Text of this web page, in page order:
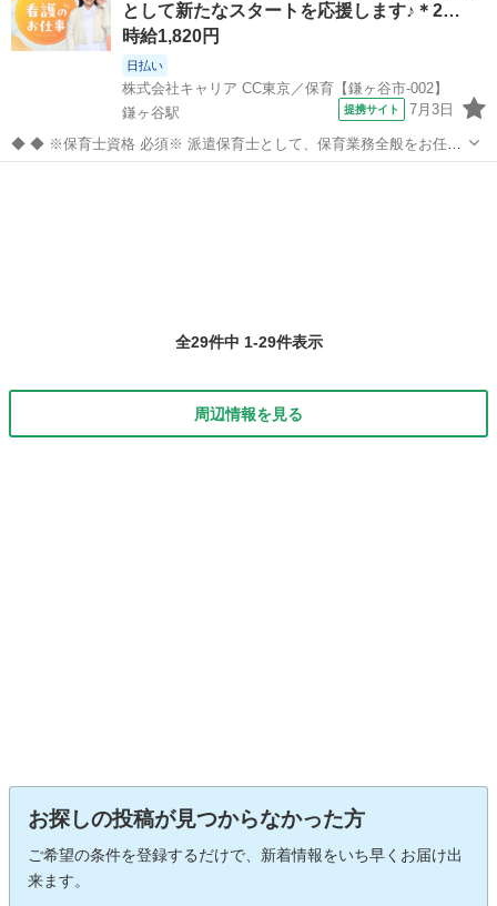
帳の記入などの事...として新たなスタートを応援します♪＊2…
時給1,820円
日払い
株式会社キャリア CC東京／保育【鎌ヶ谷市-002】
鎌ヶ谷駅
提携サイト 7月3日
◆ ◆ ※保育士資格 必須※ 派遣保育士として、保育業務全般をお任せ
します。 【主な業務内容】 クラス担任業務 子どもたちの見守り・生
全29件中 1-29件表示
周辺情報を見る
お探しの投稿が見つからなかった方
ご希望の条件を登録するだけで、新着情報をいち早くお届け出
来ます。